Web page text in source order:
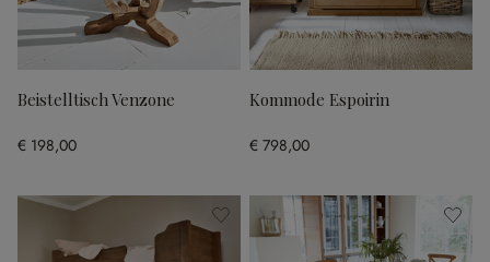
Beistelltisch Venzone
€ 198,00
Kommode Espoirin
€ 798,00